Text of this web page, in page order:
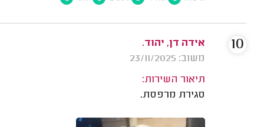
אידה דן, יהוד.
משוב: 23/11/2025
תיאור השירות:
סגירת מרפסת.
10